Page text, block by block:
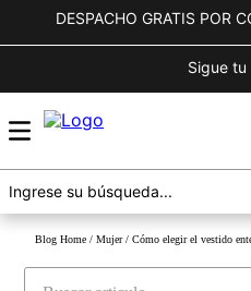
DESPACHO GRATIS POR
Sigue
Blog Home /Mujer/Cómo elegir el vestido